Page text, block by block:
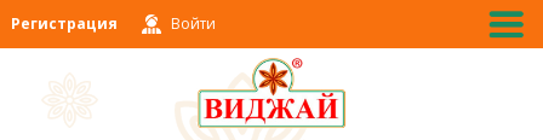
Регистрация Войти